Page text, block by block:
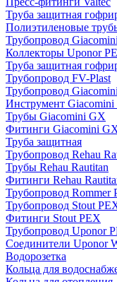
Труба защитная
Полиэтиленовые
Трубопровод
Коллекторы Uponor
Труба защитная
Трубопровод FV-Plast
Трубопровод
Инструмент
Трубы Giacomini GX
Фитинги Giacomini
Труба защитная
Трубопровод Rehau
Трубы Rehau Rautitan
Фитинги Rehau
Трубопровод Rommer
Трубопровод Stout
Фитинги Stout PEX
Трубопровод Uponor
Соединители Uponor
Водорозетка
Кольца для